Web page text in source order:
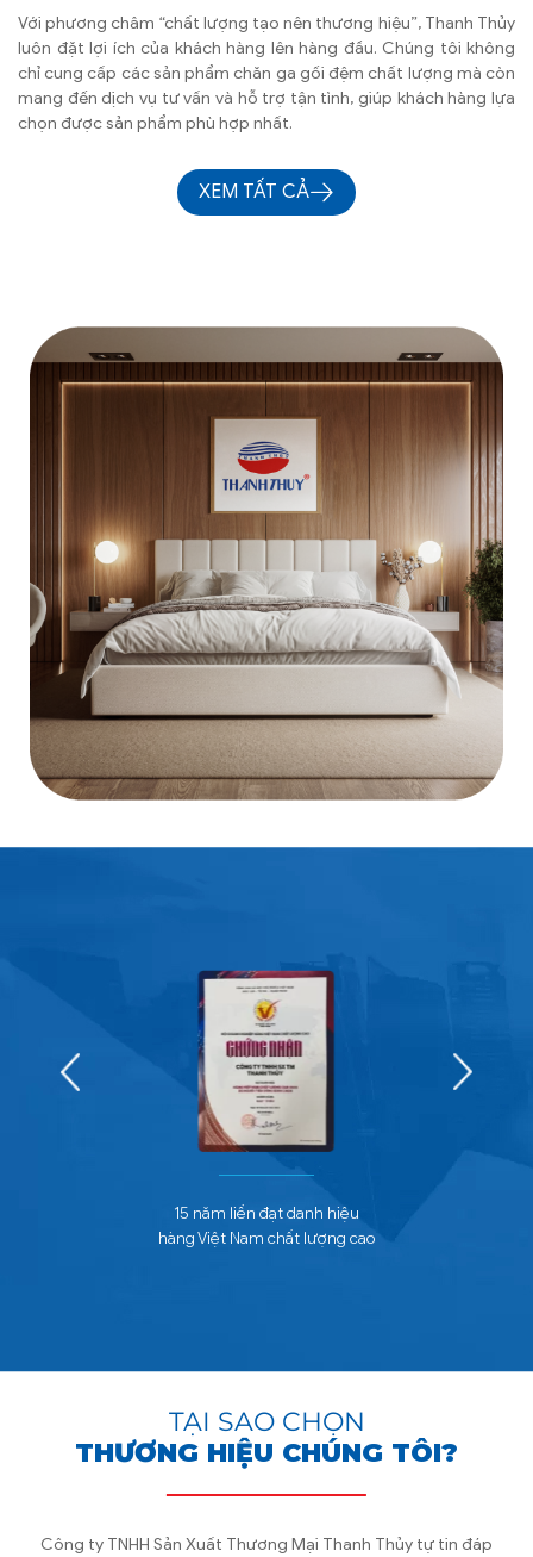
Với phương châm “chất lượng tạo nên thương hiệu”, Thanh Thủy
luôn đặt lợi ích của khách hàng lên hàng đầu. Chúng tôi không
chỉ cung cấp các sản phẩm chăn ga gối đệm chất lượng mà còn
mang đến dịch vụ tư vấn và hỗ trợ tận tình, giúp khách hàng lựa
chọn được sản phẩm phù hợp nhất.
XEM TẤT CẢ
15 năm liền đạt danh hiệu
hàng Việt Nam chất lượng cao
TẠI SAO CHỌN
THƯƠNG HIỆU CHÚNG TÔI?
Công ty TNHH Sản Xuất Thương Mại Thanh Thủy tự tin đáp